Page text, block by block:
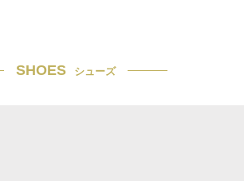
SHOES シューズ